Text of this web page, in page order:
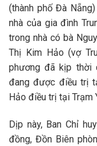
(thành phố Đà
nhà của gia đình
trong nhà có bà
Thị Kim Hảo (vợ
phương đã kịp thời
đang được điều trị
Hảo điều trị tại Trạm
Dịp này, Ban Chỉ
đồng, Đồn Biên